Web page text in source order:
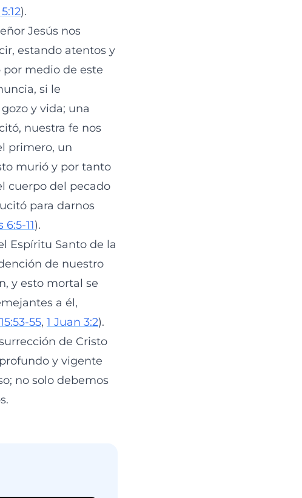
).
Jesús nos
estando atentos y
por medio de este
si le
y vida; una
nuestra fe nos
primero, un
murió y por tanto
cuerpo del pecado
para darnos
11).
Espíritu Santo de la
de nuestro
y esto mortal se
a él,
55, 1 Juan 3:2).
de Cristo
y vigente
no solo debemos